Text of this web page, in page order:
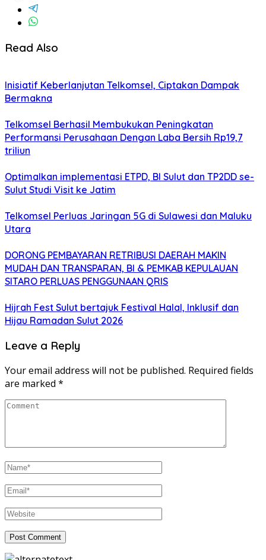
Read Also
Inisiatif Keberlanjutan Telkomsel, Ciptakan Dampak
Bermakna
Telkomsel Berhasil Membukukan Peningkatan
Performansi Perusahaan Dengan Laba Bersih Rp19,7
triliun
Optimalkan implementasi ETPD, BI Sulut dan TP2DD se-
Sulut Studi Visit ke Jatim
Telkomsel Perluas Jaringan 5G di Sulawesi dan Maluku
Utara
DORONG PEMBAYARAN RETRIBUSI DAERAH MAKIN
MUDAH DAN TRANSPARAN, BI & PEMKAB KEPULAUAN
SITARO PERLUAS PENGGUNAAN QRIS
Hijrah Fest Sulut bertajuk Festival Halal, Inklusif dan
Hijau Ramadan Sulut 2026
Leave a Reply
Your email address will not be published. Required fields
are marked *